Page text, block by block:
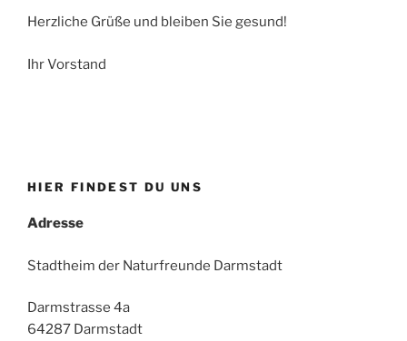
Herzliche Grüße und bleiben Sie gesund!
Ihr Vorstand
HIER FINDEST DU UNS
Adresse
Stadtheim der Naturfreunde Darmstadt
Darmstrasse 4a
64287 Darmstadt